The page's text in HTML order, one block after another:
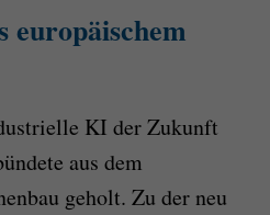
europäischem
KI der Zukunft
aus dem
geholt. Zu der neu